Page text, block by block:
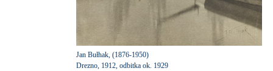
Jan Bułhak, (1876-1950)
Drezno, 1912, odbitka ok. 1929